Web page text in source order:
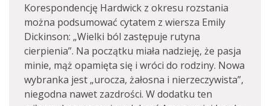
Korespondencję Hardwick z okresu rozstania
można podsumować cytatem z wiersza Emily
Dickinson: „Wielki ból zastępuje rutyna
cierpienia”. Na początku miała nadzieję, że pasja
minie, mąż opamięta się i wróci do rodziny. Nowa
wybranka jest „urocza, żałosna i nierzeczywista”,
niegodna nawet zazdrości. W dodatku ten